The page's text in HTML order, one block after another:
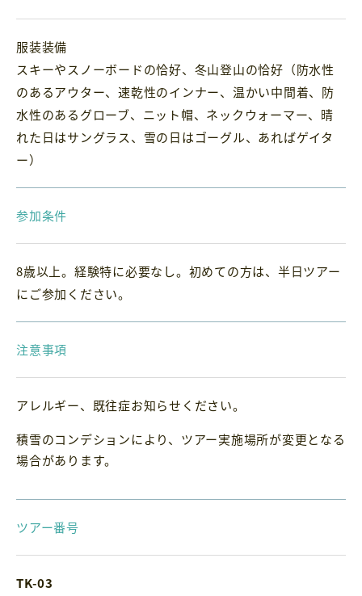
服装装備
スキーやスノーボードの恰好、冬山登山の恰好（防水性
のあるアウター、速乾性のインナー、温かい中間着、防
水性のあるグローブ、ニット帽、ネックウォーマー、晴
れた日はサングラス、雪の日はゴーグル、あればゲイタ
ー）
参加条件
8歳以上。経験特に必要なし。初めての方は、半日ツアー
にご参加ください。
注意事項
アレルギー、既往症お知らせください。
積雪のコンデションにより、ツアー実施場所が変更となる
場合があります。
ツアー番号
TK-03